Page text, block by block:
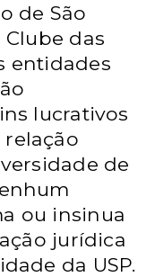
de São
Clube das
entidades
lucrativos
de
ou insinua
jurídica
da USP.